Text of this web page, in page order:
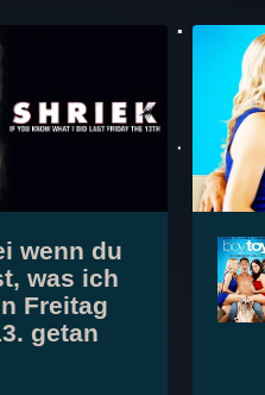
wenn du
was ich
Freitag
getan